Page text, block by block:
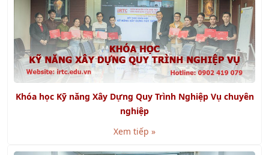
Khóa học Kỹ năng Xây Dựng Quy Trình Nghiệp Vụ chuyên
nghiệp
Xem tiếp »